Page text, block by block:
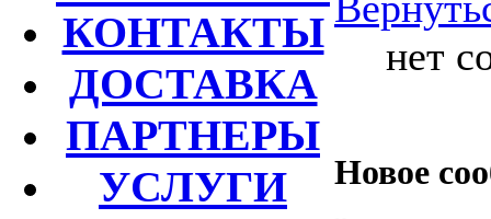
КОНТАКТЫ
ДОСТАВКА
ПАРТНЕРЫ
УСЛУГИ
нет
Новое